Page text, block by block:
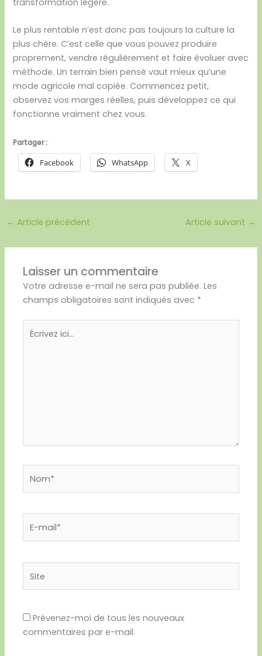
transformation légère.
Le plus rentable n’est donc pas toujours la culture la
plus chère. C’est celle que vous pouvez produire
proprement, vendre régulièrement et faire évoluer avec
méthode. Un terrain bien pensé vaut mieux qu’une
mode agricole mal copiée. Commencez petit,
observez vos marges réelles, puis développez ce qui
fonctionne vraiment chez vous.
Partager :
Facebook WhatsApp X
← Article précédent Article suivant →
Laisser un commentaire
Votre adresse e-mail ne sera pas publiée. Les
champs obligatoires sont indiqués avec *
Écrivez
ici…
mail*
Prévenez-moi de tous les nouveaux
commentaires par e-mail.